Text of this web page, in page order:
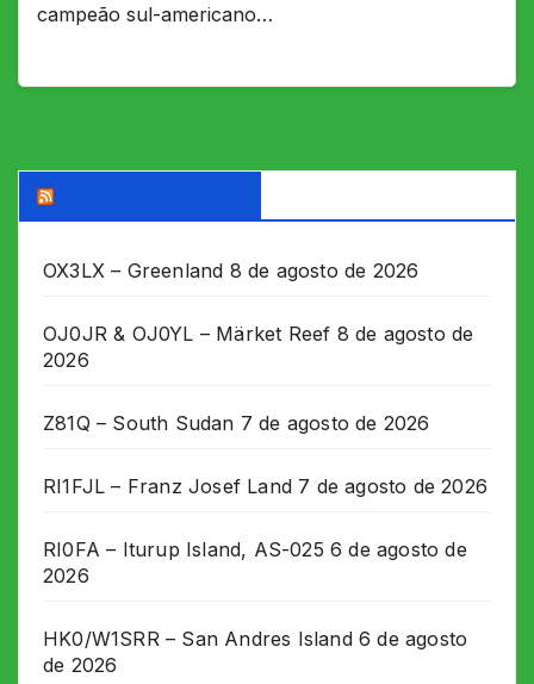
campeão sul-americano…
OX3LX – Greenland 8 de agosto de 2026
OJ0JR & OJ0YL – Märket Reef 8 de agosto de
2026
Z81Q – South Sudan 7 de agosto de 2026
RI1FJL – Franz Josef Land 7 de agosto de 2026
RI0FA – Iturup Island, AS-025 6 de agosto de
2026
HK0/W1SRR – San Andres Island 6 de agosto
de 2026